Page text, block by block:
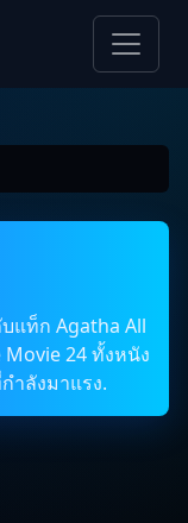
แท็ก Agatha All
Movie 24 ทั้งหนัง
ำลังมาแรง.